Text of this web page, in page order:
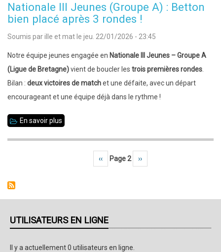
–
Bretagne
Est
(Ronde
4)
:
Betton
de
peu
3
Nationale III Jeunes (Groupe A) : Betton
bien placé après 3 rondes !
Soumis parille et mat le jeu. 22/01/2026 - 23:45
Notre équipe jeunes engagée en Nationale III Jeunes – Groupe A
(Ligue de Bretagne)vient de boucler les trois premières rondes.
Bilan : deux victoires de matchet une défaite, avec un départ
encourageant et une équipe déjà dans le rythme !
En savoir plus
Betton
bien
placé
Page précédente
‹‹ Page 2 Page suivante
››
UTILISATEURS EN LIGNE
Il y a actuellement 0 utilisateurs en ligne.